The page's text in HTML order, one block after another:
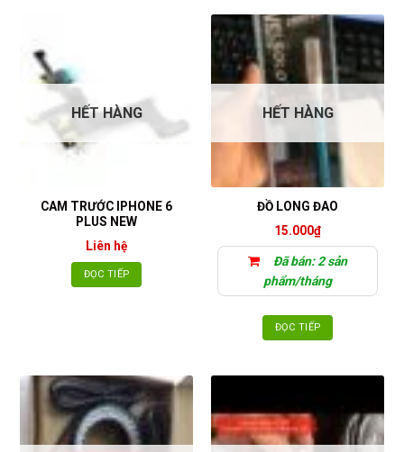
HẾT HÀNG
CAM TRƯỚC IPHONE 6
PLUS NEW
Liên hệ
ĐỌC TIẾP
HẾT HÀNG
ĐỒ LONG ĐAO
15.000₫
Đã bán: 2 sản
phẩm/tháng
ĐỌC TIẾP